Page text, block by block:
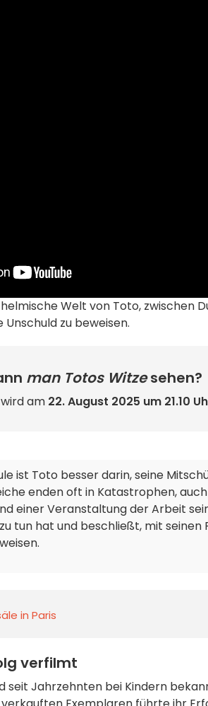
Welt von Toto, zwischen
zu beweisen.
man Totos Witzesehen?
am 22. August 2025 um 21.10
ist Toto besser darin, seine
enden oft in Katastrophen,
einer Veranstaltung der Arbeit
tun hat und beschließt, mit
in Paris
verfilmt
seit Jahrzehnten bei Kindern